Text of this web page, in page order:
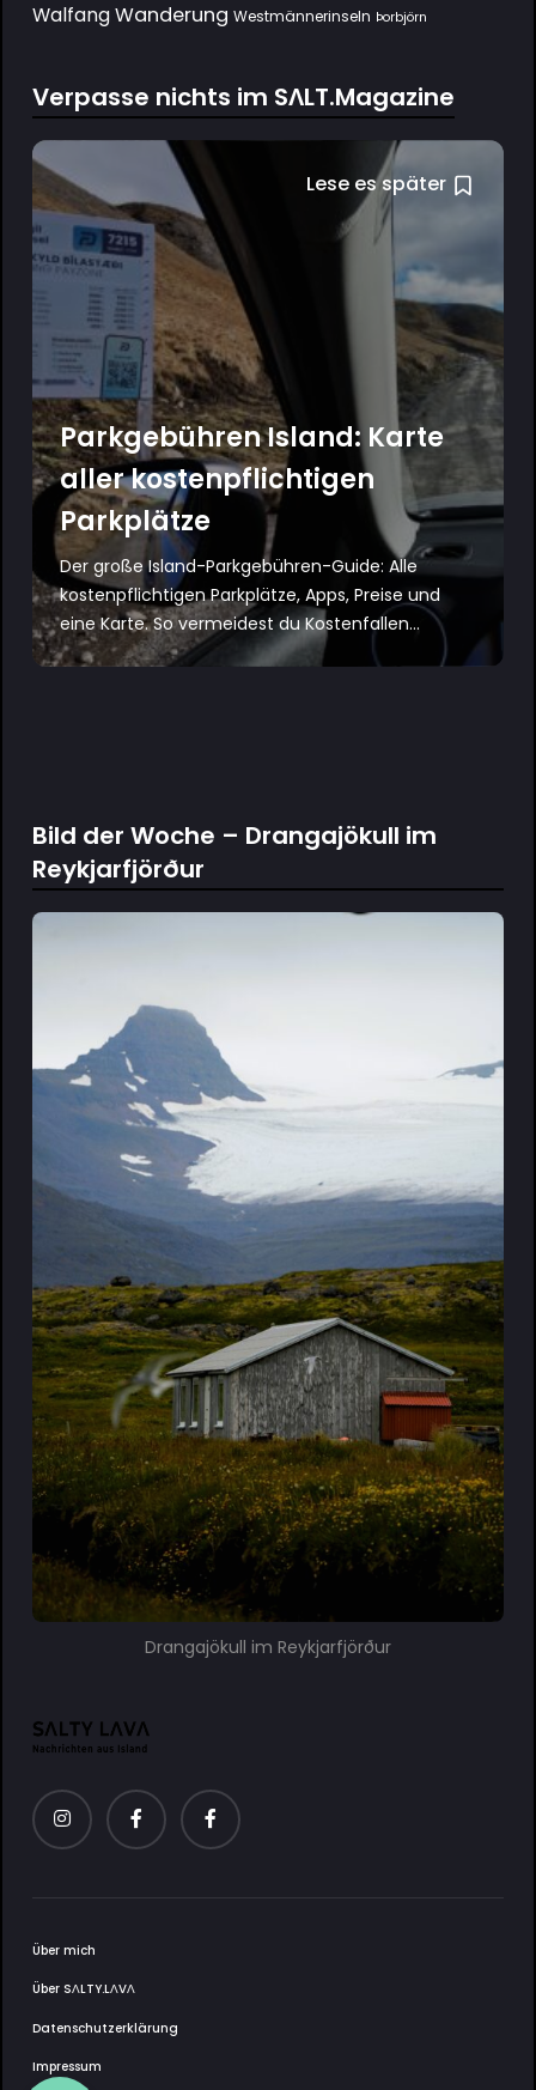
Walfang Wanderung Westmännerinseln Þorbjörn
Verpasse nichts im SΛLT.Magazine
Lese es später
Parkgebühren Island: Karte
aller kostenpflichtigen
Parkplätze
Der große Island-Parkgebühren-Guide: Alle
kostenpflichtigen Parkplätze, Apps, Preise und
eine Karte. So vermeidest du Kostenfallen...
Bild der Woche – Drangajökull im
Reykjarfjörður
Drangajökull im Reykjarfjörður
Über mich
Über SΛLTY.LΛVΛ
Datenschutzerklärung
Impressum